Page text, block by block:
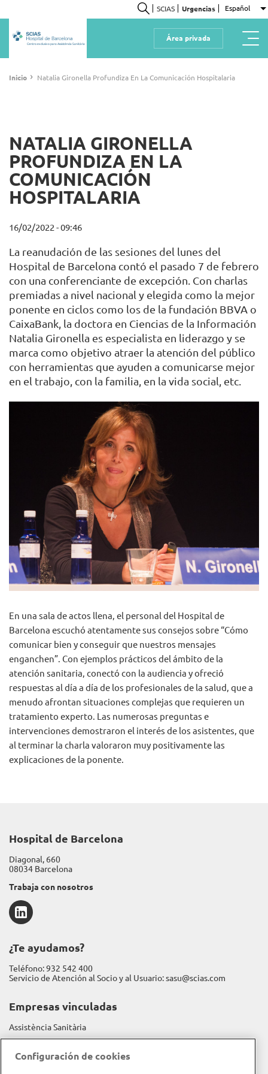
al
contenido
principal
Buscar
SCIAS Urgencias Español
Centro exclusivo para Assistència Sanitària
Área privada
Ruta
Inicio › Natalia Gironella Profundiza En La Comunicación Hospitalaria
NATALIA GIRONELLA
PROFUNDIZA EN LA
COMUNICACIÓN
HOSPITALARIA
16/02/2022 - 09:46
La reanudación de las sesiones del lunes del
Hospital de Barcelona contó el pasado 7 de febrero
con una conferenciante de excepción. Con charlas
premiadas a nivel nacional y elegida como la mejor
ponente en ciclos como los de la fundación BBVA o
CaixaBank, la doctora en Ciencias de la Información
Natalia Gironella es especialista en liderazgo y se
marca como objetivo atraer la atención del público
con herramientas que ayuden a comunicarse mejor
en el trabajo, con la familia, en la vida social, etc.
En una sala de actos llena, el personal del Hospital de
Barcelona escuchó atentamente sus consejos sobre “Cómo
comunicar bien y conseguir que nuestros mensajes
enganchen”. Con ejemplos prácticos del ámbito de la
atención sanitaria, conectó con la audiencia y ofreció
respuestas al día a día de los profesionales de la salud, que a
menudo afrontan situaciones complejas que requieren un
tratamiento experto. Las numerosas preguntas e
intervenciones demostraron el interés de los asistentes, que
al terminar la charla valoraron muy positivamente las
explicaciones de la ponente.
Hospital de Barcelona
Diagonal, 660
08034 Barcelona
Trabaja con nosotros
¿Te ayudamos?
Teléfono:932 542 400
Servicio de Atención al Socio y al Usuario:sasu@scias.com
Empresas vinculadas
Assistència Sanitària
Configuración de cookies